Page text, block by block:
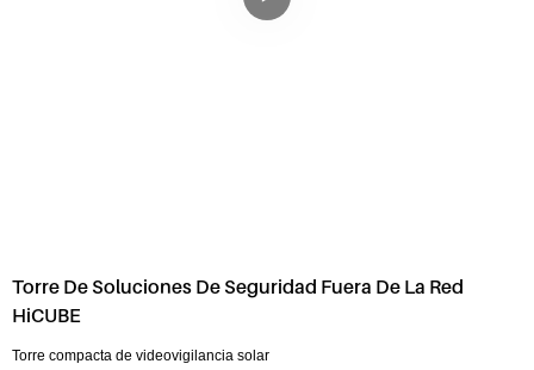
Torre De Soluciones De Seguridad Fuera De La Red
HiCUBE
Torre compacta de videovigilancia solar